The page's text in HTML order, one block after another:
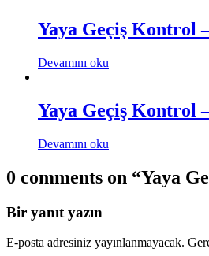
Yaya Geçiş Kontrol
Devamını oku
Yaya Geçiş Kontrol
Devamını oku
0 comments on “Yaya
Bir yanıt yazın
E-posta adresiniz yayınlanmayacak.